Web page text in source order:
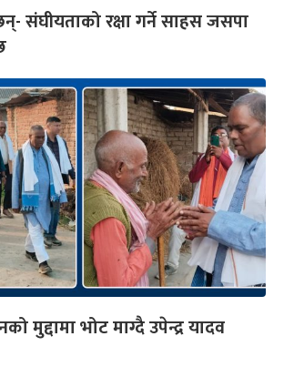
संघीयताको रक्षा गर्ने साहस जसपा
मुद्दामा भोट माग्दै उपेन्द्र यादव